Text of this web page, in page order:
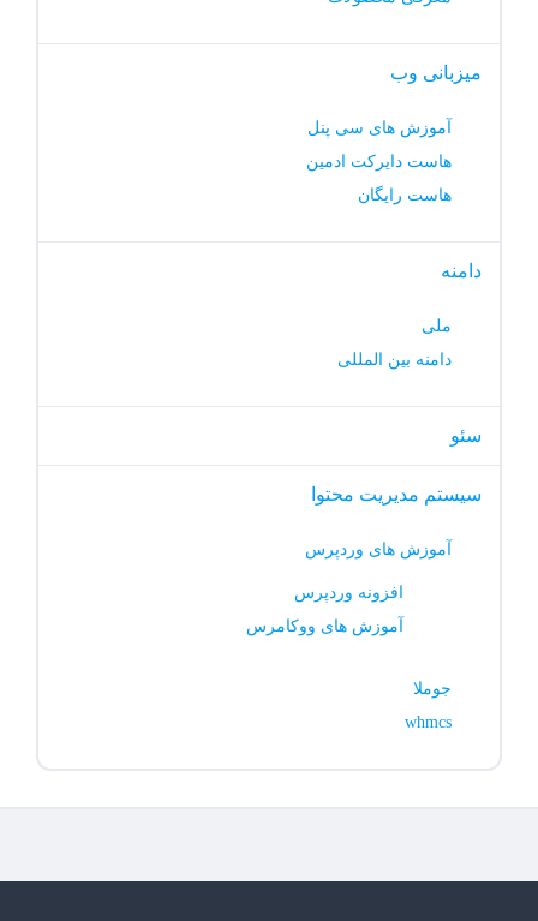
میزبانی وب
آموزش های سی پنل
هاست دایرکت ادمین
هاست رایگان
دامنه
ملی
دامنه بین المللی
سئو
سیستم مدیریت محتوا
آموزش های وردپرس
افزونه وردپرس
آموزش های ووکامرس
جوملا
whmcs